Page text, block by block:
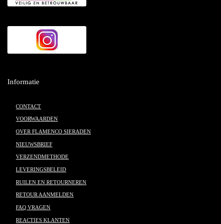
Informatie
CONTACT
VOORWAARDEN
OVER FLAMENCO SIERADEN
NIEUWSBRIEF
VERZENDMETHODE
LEVERINGSBELEID
RUILEN EN RETOURNEREN
RETOUR AANMELDEN
FAQ VRAGEN
REACTIES KLANTEN